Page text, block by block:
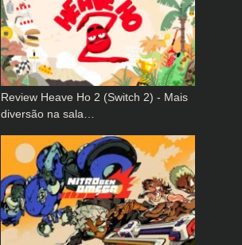
Review Heave Ho 2 (Switch 2) - Mais
diversão na sala…